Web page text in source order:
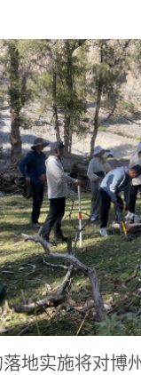
地实施将对博